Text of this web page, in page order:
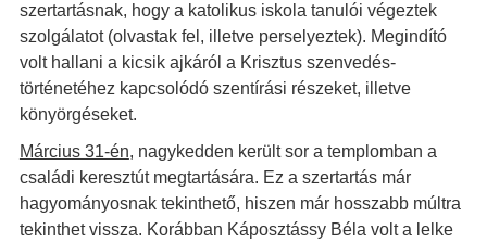
szertartásnak, hogy a katolikus iskola tanulói végeztek
szolgálatot (olvastak fel, illetve perselyeztek). Megindító
volt hallani a kicsik ajkáról a Krisztus szenvedés-
történetéhez kapcsolódó szentírási részeket, illetve
könyörgéseket.
Március 31-én, nagykedden került sor a templomban a
családi keresztút megtartására. Ez a szertartás már
hagyományosnak tekinthető, hiszen már hosszabb múltra
tekinthet vissza. Korábban Káposztássy Béla volt a lelke